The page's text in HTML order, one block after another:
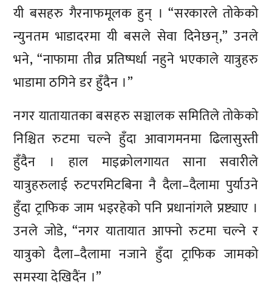
यी बसहरु गैरनाफमूलक हुन् । “सरकारले तोकेको
न्युनतम भाडादरमा यी बसले सेवा दिनेछन्,” उनले
भने, “नाफामा तीव्र प्रतिष्पर्धा नहुने भएकाले यात्रुहरु
भाडामा ठगिने डर हुँदैन ।”
नगर यातायातका बसहरु सञ्चालक समितिले तोकेको
निश्चित रुटमा चल्ने हुँदा आवागमनमा ढिलासुस्ती
हुँदैन । हाल माइक्रोलगायत साना सवारीले
यात्रुहरुलाई रुटपरमिटबिना नै दैला–दैलामा पुर्याउने
हुँदा ट्राफिक जाम भइरहेको पनि प्रधानांगले प्रष्ट्याए ।
उनले जोडे, “नगर यातायात आफ्नो रुटमा चल्ने र
यात्रुको दैला–दैलामा नजाने हुँदा ट्राफिक जामको
समस्या देखिदैंन ।”